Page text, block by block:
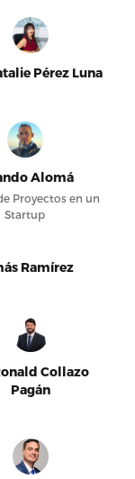
Pérez Luna
Alomá
Proyectos en un
Startup
Ramírez
Collazo
Pagán